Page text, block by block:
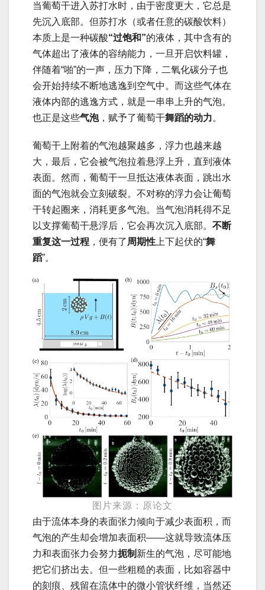
当葡萄干进入苏打水时，由于密度更大，它总是
先沉入底部。但苏打水（或者任意的碳酸饮料）
本质上是一种碳酸“过饱和”的液体，其中含有的
气体超出了液体的容纳能力，一旦开启饮料罐，
伴随着“啪”的一声，压力下降，二氧化碳分子也
会开始持续不断地逃逸到空气中。而这些气体在
液体内部的逃逸方式，就是一串串上升的气泡。
也正是这些气泡，赋予了葡萄干舞蹈的动力。
葡萄干上附着的气泡越聚越多，浮力也越来越
大，最后，它会被气泡拉着悬浮上升，直到液体
表面。然而，葡萄干一旦抵达液体表面，跳出水
面的气泡就会立刻破裂。不对称的浮力会让葡萄
干转起圈来，消耗更多气泡。当气泡消耗得不足
以支撑葡萄干悬浮后，它会再次沉入底部。 不断
重复这一过程 ，便有了 周期性 上下起伏的“舞
蹈”。
图片来源：原论文
由于流体本身的表面张力倾向于减少表面积，而
气泡的产生却会增加表面积——这就导致流体压
力和表面张力会努力扼制 新生的气泡，尽可能地
把它们挤出去。但一些粗糙的表面，比如容器中
的刻痕、残留在流体中的微小管状纤维，当然还